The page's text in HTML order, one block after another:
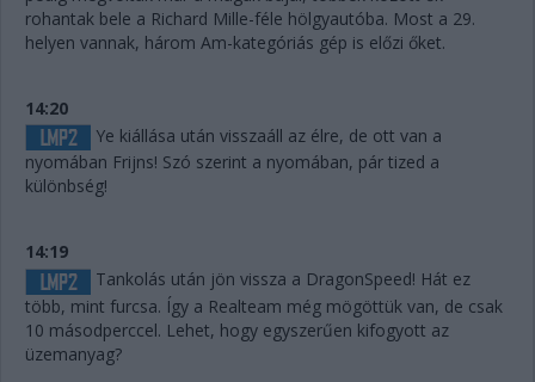
rohantak bele a Richard Mille-féle hölgyautóba. Most a 29.
helyen vannak, három Am-kategóriás gép is előzi őket.
14:20
Ye kiállása után visszaáll az élre, de ott van a
nyomában Frijns! Szó szerint a nyomában, pár tized a
különbség!
14:19
Tankolás után jön vissza a DragonSpeed! Hát ez
több, mint furcsa. Így a Realteam még mögöttük van, de csak
10 másodperccel. Lehet, hogy egyszerűen kifogyott az
üzemanyag?